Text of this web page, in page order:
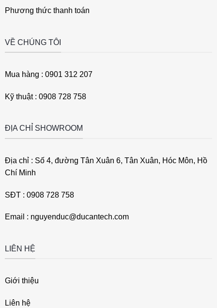
Phương thức thanh toán
VỀ CHÚNG TÔI
Mua hàng : 0901 312 207
Kỹ thuật : 0908 728 758
ĐỊA CHỈ SHOWROOM
Địa chỉ : Số 4, đường Tân Xuân 6, Tân Xuân, Hóc Môn, Hồ
Chí Minh
SĐT : 0908 728 758
Email : nguyenduc@ducantech.com
LIÊN HỆ
Giới thiệu
Liên hệ